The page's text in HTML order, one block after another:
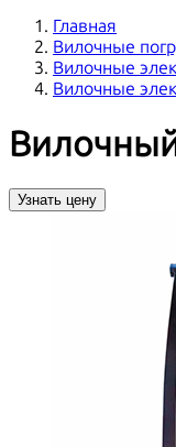
Главная
Вилочные
Вилочные
Вилочные
Вилочный
Узнать цену